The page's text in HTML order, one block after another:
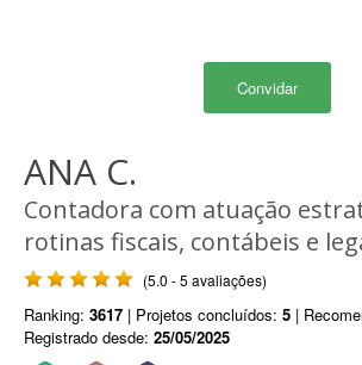
Convidar
ANA C.
Contadora com atuação
rotinas fiscais, contábeis e
(5.0 - 5 avaliações)
Ranking: 3617 | Projetos concluídos: 5 |
Registrado desde: 25/05/2025